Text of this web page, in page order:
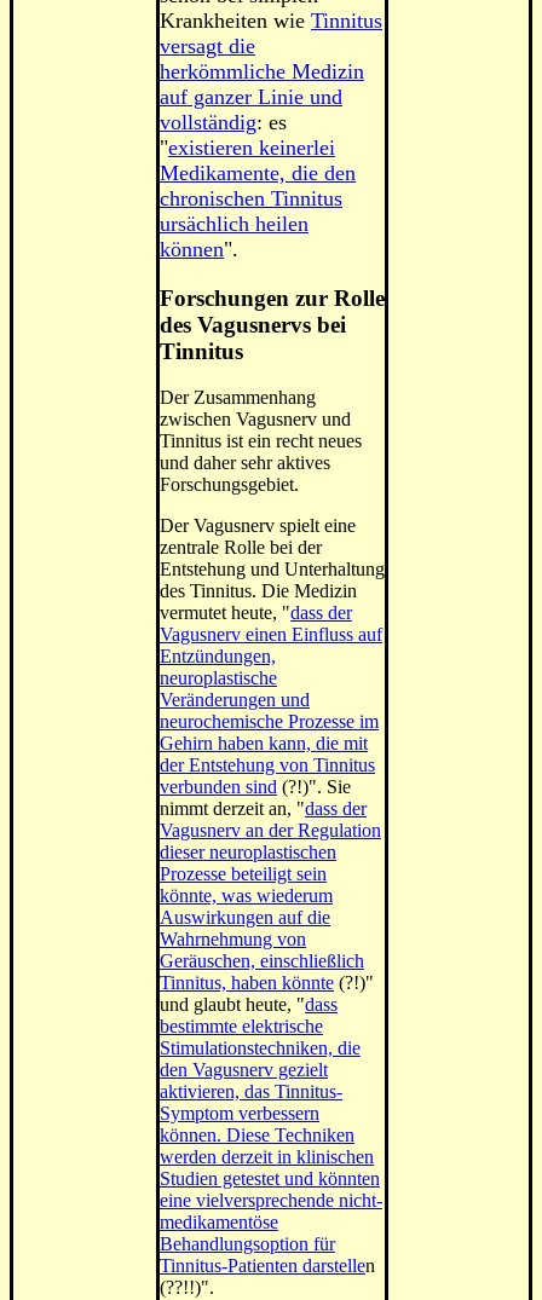
Krankheiten wie Tinnitus
versagt die
herkömmliche Medizin
auf ganzer Linie und
vollständig: es
"existieren keinerlei
Medikamente, die den
chronischen Tinnitus
ursächlich heilen
können".
Forschungen zur Rolle
des Vagusnervs bei
Tinnitus
Der Zusammenhang
zwischen Vagusnerv und
Tinnitus ist ein recht neues
und daher sehr aktives
Forschungsgebiet.
Der Vagusnerv spielt eine
zentrale Rolle bei der
Entstehung und Unterhaltung
des Tinnitus. Die Medizin
vermutet heute, "dass der
Vagusnerv einen Einfluss auf
Entzündungen,
neuroplastische
Veränderungen und
neurochemische Prozesse im
Gehirn haben kann, die mit
der Entstehung von Tinnitus
verbunden sind (?!)". Sie
nimmt derzeit an, "dass der
Vagusnerv an der Regulation
dieser neuroplastischen
Prozesse beteiligt sein
könnte, was wiederum
Auswirkungen auf die
Wahrnehmung von
Geräuschen, einschließlich
Tinnitus, haben könnte (?!)"
und glaubt heute, "dass
bestimmte elektrische
Stimulationstechniken, die
den Vagusnerv gezielt
aktivieren, das Tinnitus-
Symptom verbessern
können. Diese Techniken
werden derzeit in klinischen
Studien getestet und könnten
eine vielversprechende nicht-
medikamentöse
Behandlungsoption für
Tinnitus-Patienten darstellen
(??!!)".